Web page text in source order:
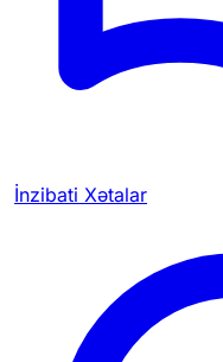
İnzibati Xətalar